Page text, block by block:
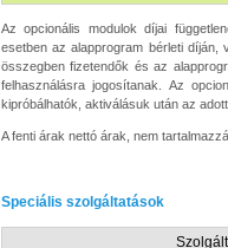
Az opcionális modulok díjai
esetben az alapprogram bérleti díján,
összegben fizetendők és az
felhasználásra jogosítanak. Az
kipróbálhatók, aktiválásuk után az
A fenti árak nettó árak, nem
Speciális szolgáltatások